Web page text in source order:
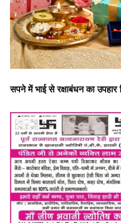
सपने में भाई से रक्षाबंधन का उपहार